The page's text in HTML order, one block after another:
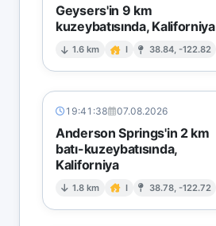
Geysers'in 9 km
kuzeybatısında, Kaliforniya
1.6 km I 38.84, -122.82
19:41:38 07.08.2026
Anderson Springs'in 2 km
batı-kuzeybatısında,
Kaliforniya
1.8 km I 38.78, -122.72